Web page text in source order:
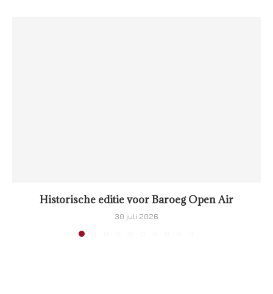
Historische editie voor Baroeg Open Air
30 juli 2026